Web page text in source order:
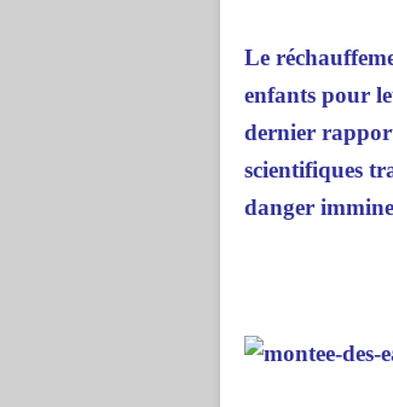
Le
enfants pour
dernier
scientifiques
danger